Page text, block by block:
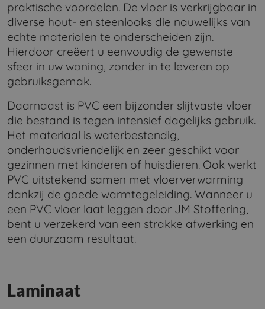
praktische voordelen. De vloer is verkrijgbaar in
diverse hout- en steenlooks die nauwelijks van
echte materialen te onderscheiden zijn.
Hierdoor creëert u eenvoudig de gewenste
sfeer in uw woning, zonder in te leveren op
gebruiksgemak.
Daarnaast is PVC een bijzonder slijtvaste vloer
die bestand is tegen intensief dagelijks gebruik.
Het materiaal is waterbestendig,
onderhoudsvriendelijk en zeer geschikt voor
gezinnen met kinderen of huisdieren. Ook werkt
PVC uitstekend samen met vloerverwarming
dankzij de goede warmtegeleiding. Wanneer u
een PVC vloer laat leggen door JM Stoffering,
bent u verzekerd van een strakke afwerking en
een duurzaam resultaat.
Laminaat